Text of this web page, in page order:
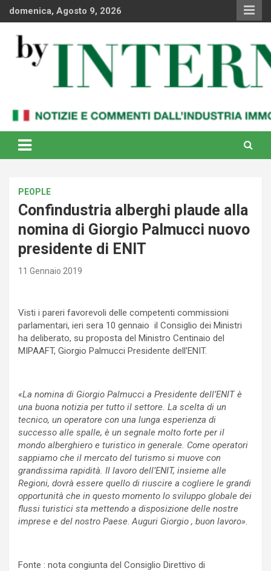
Skipdomenica, Agosto 9, 2026
By Internews
internazionale
PEOPLE
Confindustria alberghi plaude alla
nomina di Giorgio Palmucci nuovo
presidente di ENIT
11 Gennaio 2019
Visti i pareri favorevoli delle competenti commissioni
parlamentari, ieri sera 10 gennaio il Consiglio dei Ministri
ha deliberato, su proposta del Ministro Centinaio del
MIPAAFT, Giorgio Palmucci Presidente dell’ENIT.
«La nomina di Giorgio Palmucci a Presidente dell’ENIT è
una buona notizia per tutto il settore. La scelta di un
tecnico, un operatore con una lunga esperienza di
successo alle spalle, è un segnale molto forte per il
mondo alberghiero e turistico in generale. Come operatori
sappiamo che il mercato del turismo si muove con
grandissima rapidità. Il lavoro dell’ENIT, insieme alle
Regioni, dovrà essere quello di riuscire a cogliere le grandi
opportunità che in questo momento lo sviluppo globale dei
flussi turistici sta mettendo a disposizione delle nostre
imprese e del nostro Paese.Auguri Giorgio , buon lavoro».
Fonte : nota congiunta del Consiglio Direttivo di